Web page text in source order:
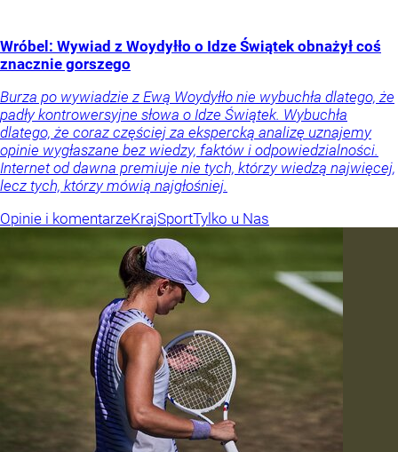
Wróbel: Wywiad z Woydyłło o Idze Świątek obnażył coś
znacznie gorszego
Burza po wywiadzie z Ewą Woydyłło nie wybuchła dlatego, że
padły kontrowersyjne słowa o Idze Świątek. Wybuchła
dlatego, że coraz częściej za ekspercką analizę uznajemy
opinie wygłaszane bez wiedzy, faktów i odpowiedzialności.
Internet od dawna premiuje nie tych, którzy wiedzą najwięcej,
lecz tych, którzy mówią najgłośniej.
Opinie i komentarzeKrajSportTylko u Nas